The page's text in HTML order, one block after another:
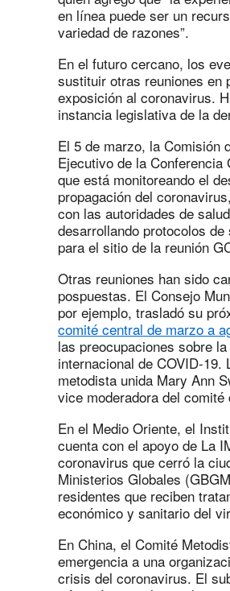
en línea puede ser un
variedad de razones”.
En el futuro cercano, los
sustituir otras reuniones en
exposición al coronavirus.
instancia legislativa de la
El 5 de marzo, la Comisión
Ejecutivo de la Conferencia
que está monitoreando el
propagación del
con las autoridades de
desarrollando protocolos
para el sitio de la reunión
Otras reuniones han sido
pospuestas. El Consejo
por ejemplo, trasladó su
comité central de marzo a
las preocupaciones sobre
internacional de COVID-19.
metodista unida Mary Ann
vice moderadora del comité
En el Medio Oriente, el
cuenta con el apoyo de La
coronavirus que cerró la
Ministerios Globales
residentes que reciben
económico y sanitario del
En China, el Comité
emergencia a una
crisis del coronavirus. El